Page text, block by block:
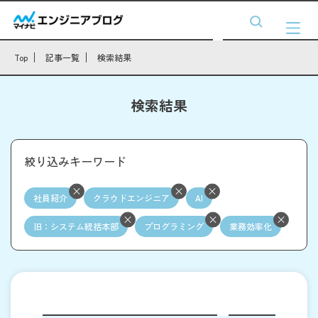
Top 記事一覧 検索結果
検索結果
絞り込みキーワード
社員紹介 クラウドエンジニア AI
旧：システム統括本部 プログラミング 業務効率化